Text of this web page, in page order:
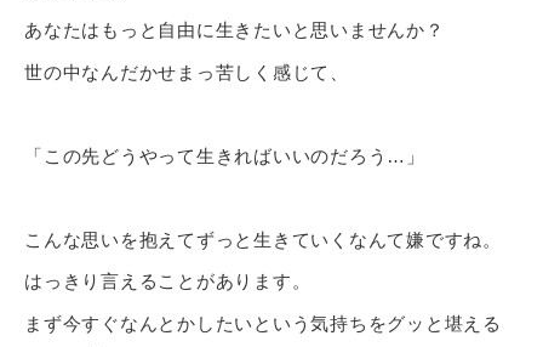
あなたはもっと自由に生きたいと思いませんか？
世の中なんだかせまっ苦しく感じて、
「この先どうやって生きればいいのだろう…」
こんな思いを抱えてずっと生きていくなんて嫌ですね。
はっきり言えることがあります。
まず今すぐなんとかしたいという気持ちをグッと堪える